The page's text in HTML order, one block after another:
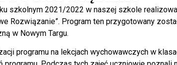
szkolnym 2021/2022 w naszej szkole
Rozwiązanie”. Program ten przygotowany
w Nowym Targu.
programu na lekcjach wychowawczych w